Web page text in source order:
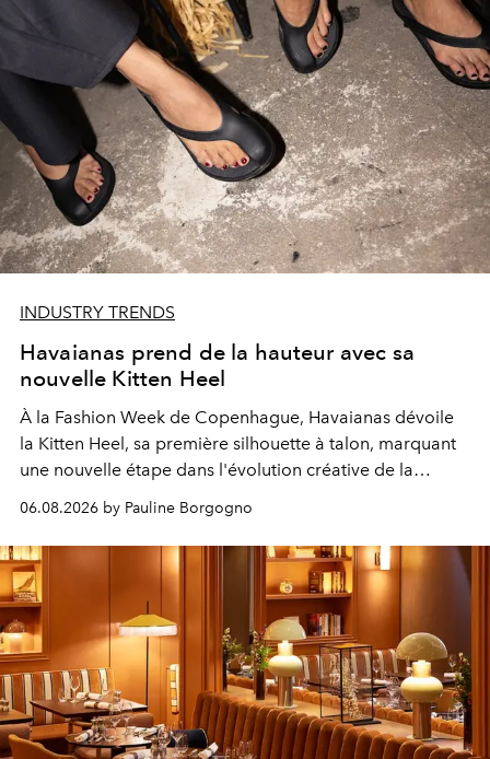
INDUSTRY TRENDS
Havaianas prend de la hauteur avec sa
nouvelle Kitten Heel
À la Fashion Week de Copenhague, Havaianas dévoile
la Kitten Heel, sa première silhouette à talon, marquant
une nouvelle étape dans l'évolution créative de la
06.08.2026 by Pauline Borgogno